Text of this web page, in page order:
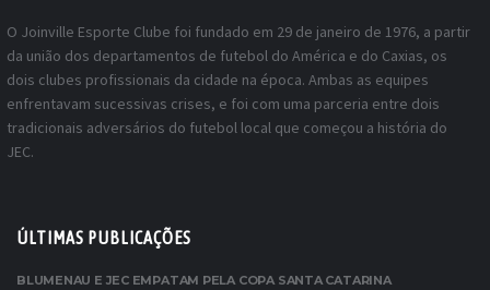
O Joinville Esporte Clube foi fundado em 29 de janeiro de 1976, a partir
da união dos departamentos de futebol do América e do Caxias, os
dois clubes profissionais da cidade na época. Ambas as equipes
enfrentavam sucessivas crises, e foi com uma parceria entre dois
tradicionais adversários do futebol local que começou a história do
JEC.
ÚLTIMAS PUBLICAÇÕES
BLUMENAU E JEC EMPATAM PELA COPA SANTA CATARINA